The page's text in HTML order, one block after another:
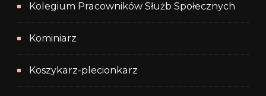
Kolegium Pracowników Służb Społecznych
Kominiarz
Koszykarz-plecionkarz